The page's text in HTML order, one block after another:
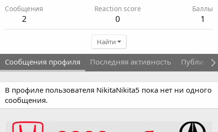
Сообщения
2
Reaction score
0
Баллы
1
Найти
Сообщения профиля Последняя активность
В профиле пользователя NikitaNikita5 пока нет ни одного
сообщения.